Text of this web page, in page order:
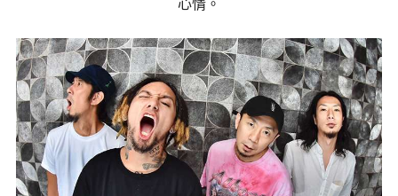
心情。